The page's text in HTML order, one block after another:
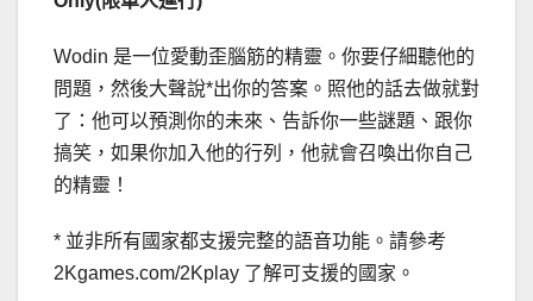
Wodin 是一位愛動歪腦筋的精靈。你要仔細聽他的
問題，然後大聲說*出你的答案。照他的話去做就對
了：他可以預測你的未來、告訴你一些謎題、跟你
搞笑，如果你加入他的行列，他就會召喚出你自己
的精靈！
* 並非所有國家都支援完整的語音功能。請參考
2Kgames.com/2Kplay 了解可支援的國家。